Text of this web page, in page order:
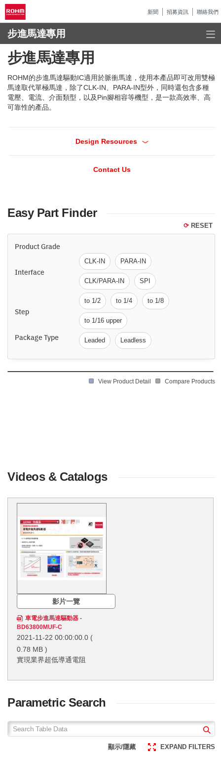
新聞 招募資訊 聯絡我們
步進馬達專用
步進馬達專用
ROHM的步進馬達驅動IC適用於脈衝馬達，使用本產品即可改用雙極
馬達取代單極馬達，除了CLK-IN、PARA-IN型外，同時還包含多種
電壓、電流、介面類型，以及Pin腳相容等機型，是一款高效率、高
可靠性的產品。
Design Resources
Contact Us
Easy Part Finder
⟳ RESET
Product Grade
Interface
CLK-IN PARA-IN
CLK/PARA-IN SPI
Step
to 1/2 to 1/4 to 1/8
to 1/16 upper
Package Type Leaded Leadless
View Product Detail Compare Products
Videos & Catalogs
影片一覽
車電步進馬達驅動器 -
BD63800MUF-C
2021-11-22 00:00:00.0 (
0.78 MB )
實現業界超低導通電阻
Parametric Search
顯示/隱藏 EXPAND FILTERS